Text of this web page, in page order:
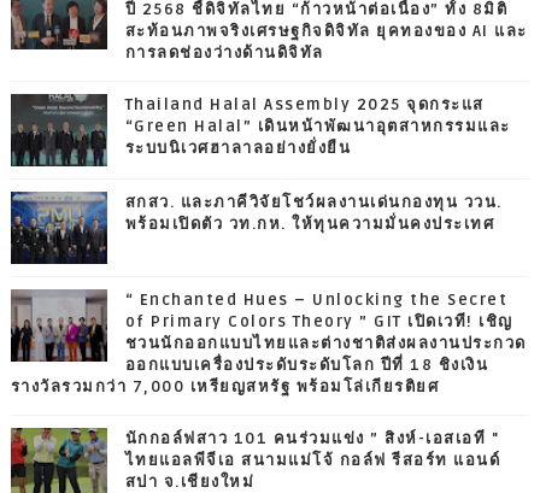
ปี 2568 ชี้ดิจิทัลไทย “ก้าวหน้าต่อเนื่อง” ทั้ง 8มิติ
สะท้อนภาพจริงเศรษฐกิจดิจิทัล ยุคทองของ AI และ
การลดช่องว่างด้านดิจิทัล
Thailand Halal Assembly 2025 จุดกระแส
“Green Halal” เดินหน้าพัฒนาอุตสาหกรรมและ
ระบบนิเวศฮาลาลอย่างยั่งยืน
สกสว. และภาคีวิจัยโชว์ผลงานเด่นกองทุน ววน.
พร้อมเปิดตัว วท.กห. ให้ทุนความมั่นคงประเทศ
“ Enchanted Hues – Unlocking the Secret
of Primary Colors Theory ” GIT เปิดเวที! เชิญ
ชวนนักออกแบบไทยและต่างชาติส่งผลงานประกวด
ออกแบบเครื่องประดับระดับโลก ปีที่ 18 ชิงเงิน
รางวัลรวมกว่า 7,000 เหรียญสหรัฐ พร้อมโล่เกียรติยศ
นักกอล์ฟสาว 101 คนร่วมแข่ง ” สิงห์-เอสเอที "
ไทยแอลพีจีเอ สนามแม่โจ้ กอล์ฟ รีสอร์ท แอนด์
สปา จ.เชียงใหม่